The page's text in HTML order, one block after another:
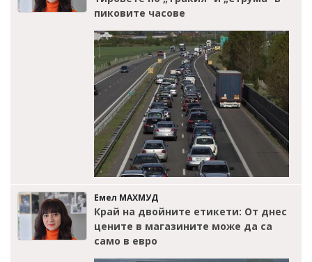
пиковите часове
Емел МАХМУД
Край на двойните етикети: От днес
цените в магазините може да са
само в евро